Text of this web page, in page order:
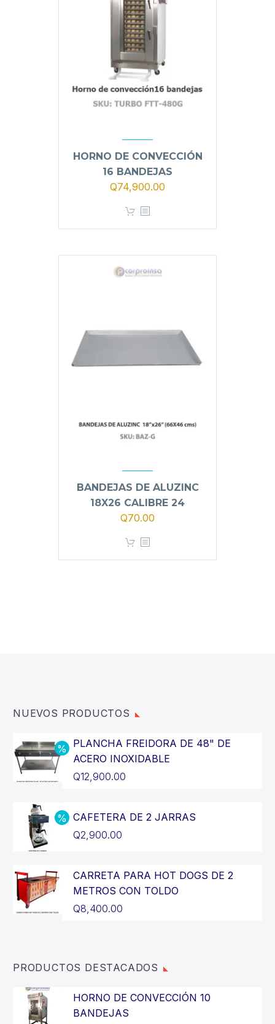
HORNO DE CONVECCIÓN
16 BANDEJAS
Q74,900.00
BANDEJAS DE ALUZINC
18X26 CALIBRE 24
Q70.00
NUEVOS PRODUCTOS
PLANCHA FREIDORA DE 48" DE
ACERO INOXIDABLE
El
original
era:
Q12,900.00
precio
actual
CAFETERA DE 2 JARRAS
El
original
era:
Q3,200.00.
Q2,900.00
precio
actual
es:
CARRETA PARA HOT DOGS DE 2
METROS CON TOLDO
Q8,400.00
PRODUCTOS DESTACADOS
HORNO DE CONVECCIÓN 10
BANDEJAS